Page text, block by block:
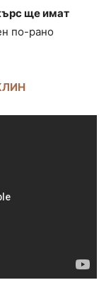
ще имат
по-рано